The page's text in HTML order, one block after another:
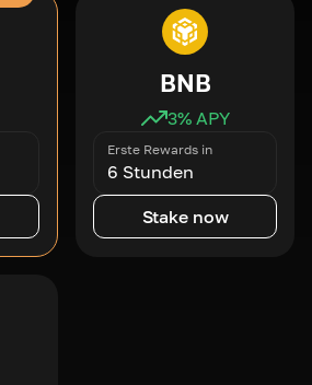
BNB
3% APY
Erste Rewards in
6 Stunden
Stake now